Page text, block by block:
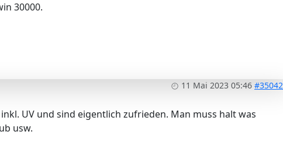
30000.
11 Mai 2023 05:46 #35042
UV und sind eigentlich zufrieden. Man muss halt was
usw.